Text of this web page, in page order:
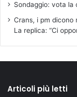
Sondaggio: vota la
Crans, i pm dicono
La replica: “Ci
Articoli più letti